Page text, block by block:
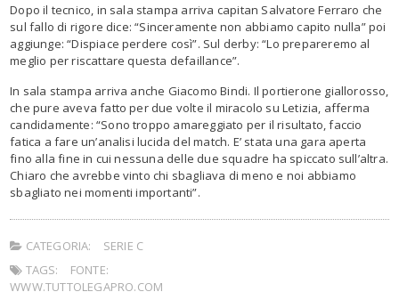
Dopo il tecnico, in sala stampa arriva capitan Salvatore Ferraro che
sul fallo di rigore dice: “Sinceramente non abbiamo capito nulla” poi
aggiunge: “Dispiace perdere così”. Sul derby: “Lo prepareremo al
meglio per riscattare questa defaillance”.
In sala stampa arriva anche Giacomo Bindi. Il portierone giallorosso,
che pure aveva fatto per due volte il miracolo su Letizia, afferma
candidamente: “Sono troppo amareggiato per il risultato, faccio
fatica a fare un’analisi lucida del match. E’ stata una gara aperta
fino alla fine in cui nessuna delle due squadre ha spiccato sull’altra.
Chiaro che avrebbe vinto chi sbagliava di meno e noi abbiamo
sbagliato nei momenti importanti”.
CATEGORIA:
SERIE C
TAGS:
FONTE:
WWW.TUTTOLEGAPRO.COM